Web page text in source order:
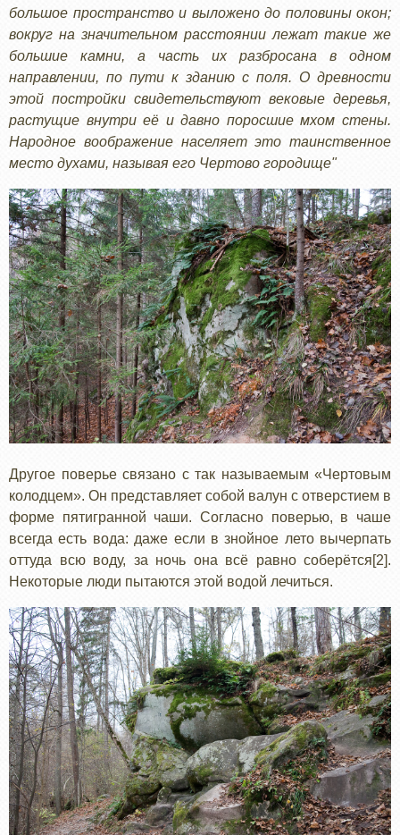
большое пространство и выложено до половины окон;
вокруг на значительном расстоянии лежат такие же
большие камни, а часть их разбросана в одном
направлении, по пути к зданию с поля. О древности
этой постройки свидетельствуют вековые деревья,
растущие внутри её и давно поросшие мхом стены.
Народное воображение населяет это таинственное
место духами, называя его Чертово городище"
Другое поверье связано с так называемым «Чертовым
колодцем». Он представляет собой валун с отверстием в
форме пятигранной чаши. Согласно поверью, в чаше
всегда есть вода: даже если в знойное лето вычерпать
оттуда всю воду, за ночь она всё равно соберётся[2].
Некоторые люди пытаются этой водой лечиться.